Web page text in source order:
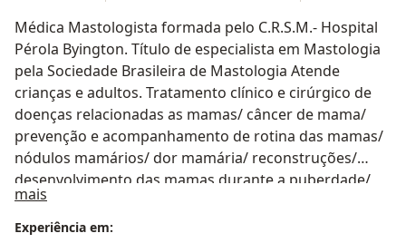
Médica Mastologista formada pelo C.R.S.M.- Hospital
Pérola Byington. Título de especialista em Mastologia
pela Sociedade Brasileira de Mastologia Atende
crianças e adultos. Tratamento clínico e cirúrgico de
doenças relacionadas as mamas/ câncer de mama/
prevenção e acompanhamento de rotina das mamas/
nódulos mamários/ dor mamária/ reconstruções/
desenvolvimento das mamas durante a puberdade/
alterações mamárias em crianças Acompanhamento e
orientação de lactantes, tratamento de complicações
mais
Experiência em: